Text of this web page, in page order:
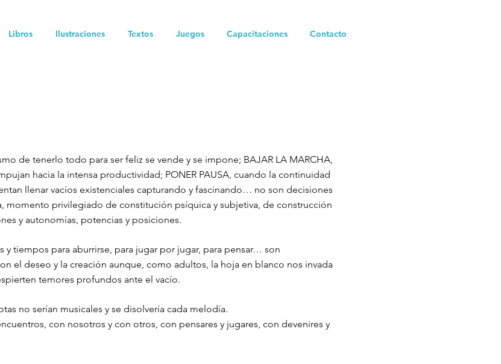
Libros Ilustraciones Textos Juegos Capacitaciones Contacto
de tenerlo todo para ser feliz se vende y se impone; BAJAR LA MARCHA,
hacia la intensa productividad; PONER PAUSA, cuando la continuidad
llenar vacíos existenciales capturando y fascinando… no son decisiones
momento privilegiado de constitución psíquica y subjetiva, de construcción
y autonomías, potencias y posiciones.
y tiempos para aburrirse, para jugar por jugar, para pensar… son
el deseo y la creación aunque, como adultos, la hoja en blanco nos invada
temores profundos ante el vacío.
no serían musicales y se disolvería cada melodía.
con nosotros y con otros, con pensares y jugares, con devenires y